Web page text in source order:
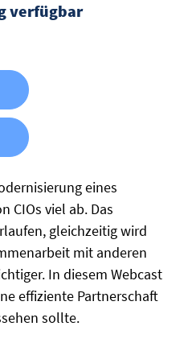
eines
CIOs viel ab. Das
gleichzeitig wird
mit anderen
In diesem Webcast
effiziente Partnerschaft
sollte.
verfügbar